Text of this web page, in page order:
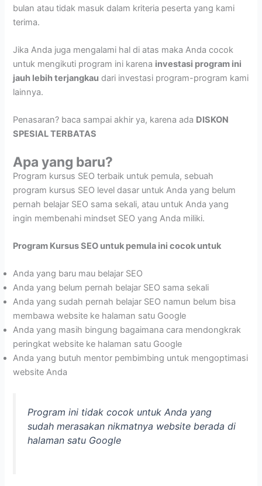
bulan atau tidak masuk dalam kriteria peserta yang kami
terima.
Jika Anda juga mengalami hal di atas maka Anda cocok
untuk mengikuti program ini karena investasi program ini
jauh lebih terjangkau dari investasi program-program kami
lainnya.
Penasaran? baca sampai akhir ya, karena ada DISKON
SPESIAL TERBATAS
Apa yang baru?
Program kursus SEO terbaik untuk pemula, sebuah
program kursus SEO level dasar untuk Anda yang belum
pernah belajar SEO sama sekali, atau untuk Anda yang
ingin membenahi mindset SEO yang Anda miliki.
Program Kursus SEO untuk pemula ini cocok untuk
Anda yang baru mau belajar SEO
Anda yang belum pernah belajar SEO sama sekali
Anda yang sudah pernah belajar SEO namun belum bisa
membawa website ke halaman satu Google
Anda yang masih bingung bagaimana cara mendongkrak
peringkat website ke halaman satu Google
Anda yang butuh mentor pembimbing untuk mengoptimasi
website Anda
Program ini tidak cocok untuk Anda yang
sudah merasakan nikmatnya website berada di
halaman satu Google